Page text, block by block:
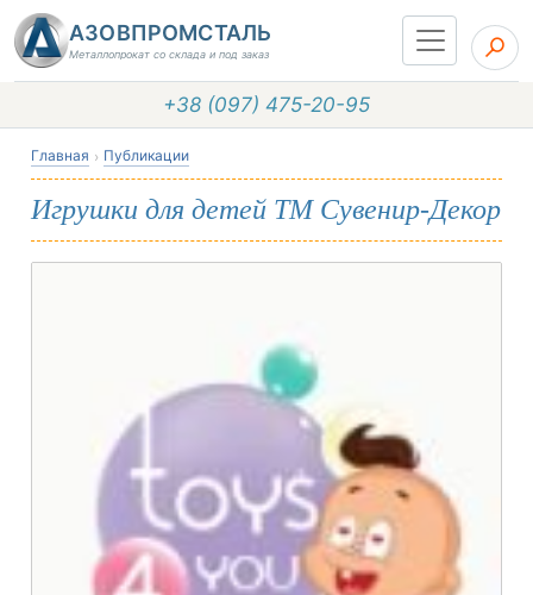
АЗОВПРОМСТАЛЬ
Металлопрокат со склада и под заказ
+38 (097) 475-20-95
Главная Публикации
Игрушки для детей ТМ Сувенир-Декор